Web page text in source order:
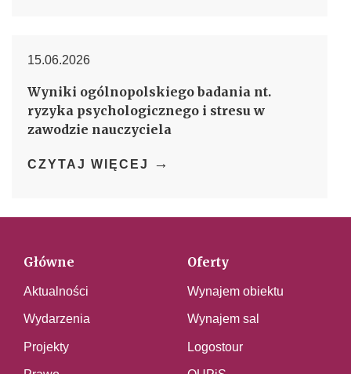
15.06.2026
Wyniki ogólnopolskiego badania nt.
ryzyka psychologicznego i stresu w
zawodzie nauczyciela
CZYTAJ WIĘCEJ →
Główne
Aktualności
Wydarzenia
Projekty
Oferty
Wynajem obiektu
Wynajem sal
Logostour